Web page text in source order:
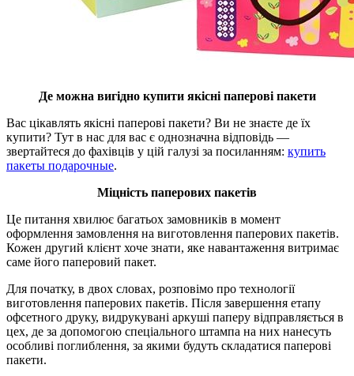
Де можна вигідно купити якісні паперові пакети
Вас цікавлять якісні паперові пакети? Ви не знаєте де їх
купити? Тут в нас для вас є однозначна відповідь —
звертайтеся до фахівців у цій галузі за посиланням: купить
пакеты подарочные.
Міцність паперових пакетів
Це питання хвилює багатьох замовників в момент
оформлення замовлення на виготовлення паперових пакетів.
Кожен другий клієнт хоче знати, яке навантаження витримає
саме його паперовий пакет.
Для початку, в двох словах, розповімо про технології
виготовлення паперових пакетів. Після завершення етапу
офсетного друку, видрукувані аркуші паперу відправляється в
цех, де за допомогою спеціального штампа на них нанесуть
особливі поглиблення, за якими будуть складатися паперові
пакети.